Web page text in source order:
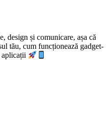
design și comunicare, așa că
tău, cum funcționează gadget-
aplicații